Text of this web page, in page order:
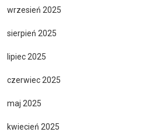
wrzesień 2025
sierpień 2025
lipiec 2025
czerwiec 2025
maj 2025
kwiecień 2025